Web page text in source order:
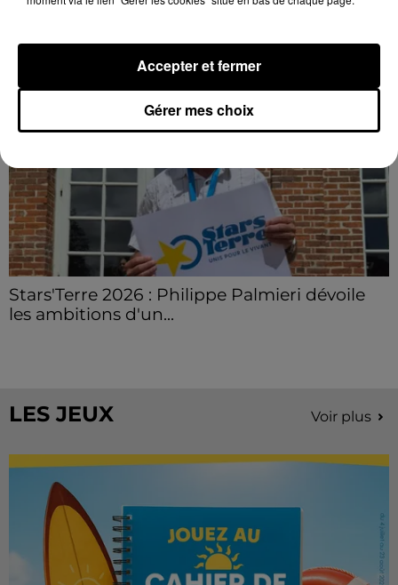
Stars'Terre 2026 : Philippe Palmieri dévoile
les ambitions d'un...
LES JEUX Voir plus
Gérer mes choix
Accepter et fermer